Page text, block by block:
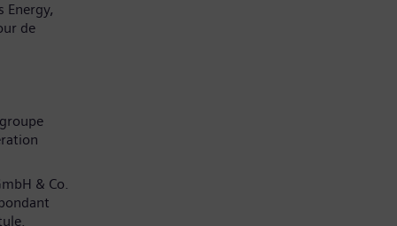
Energy,
de
& Co.